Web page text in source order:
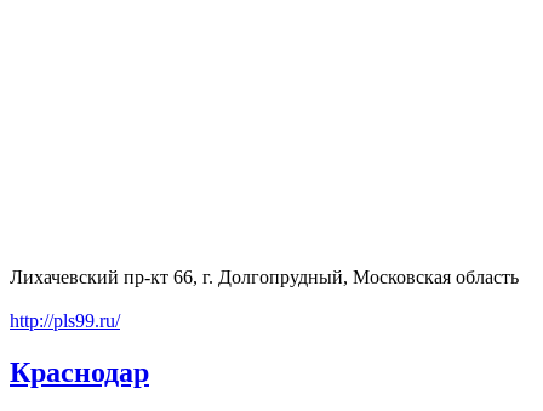
Лихачевский пр-кт 66, г. Долгопрудный, Московская область
http://pls99.ru/
Краснодар